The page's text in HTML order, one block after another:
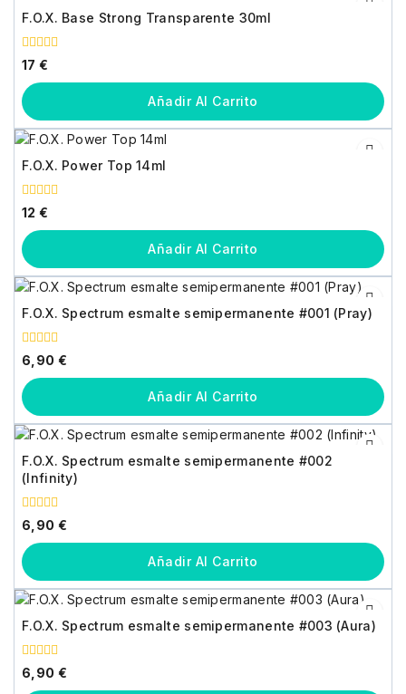
F.O.X. Base Strong Transparente 30ml
0
fuera
de
5
17 €
Añadir Al Carrito
F.O.X. Power Top 14ml
0
fuera
de
5
12 €
Añadir Al Carrito
F.O.X. Spectrum esmalte semipermanente #001 (Pray)
0
fuera
de
5
6,90 €
Añadir Al Carrito
F.O.X. Spectrum esmalte semipermanente #002
(Infinity)
0
fuera
de
5
6,90 €
Añadir Al Carrito
F.O.X. Spectrum esmalte semipermanente #003 (Aura)
0
fuera
6,90 €